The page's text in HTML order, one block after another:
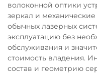
волоконной оптики
зеркал и
обычных лазерных
эксплуатацию без
обслуживания и
стоимость владения.
состав и геометрию